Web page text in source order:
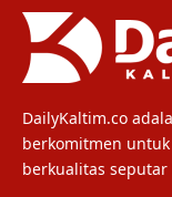
DailyKaltim.co
berkomitmen
berkualitas